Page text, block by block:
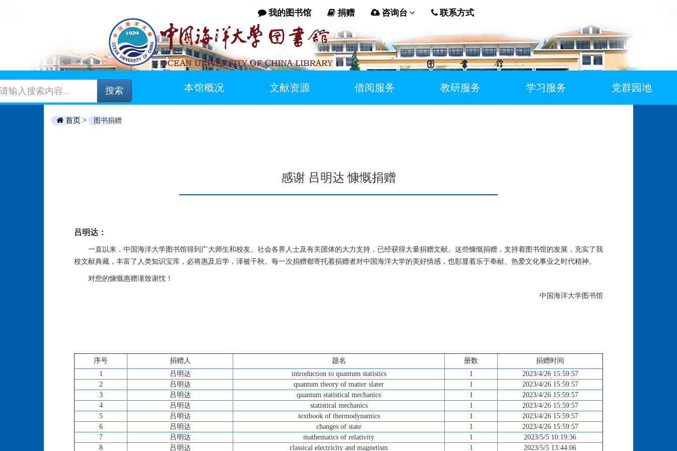
我的图书馆 捐赠 咨询台 联系方式
搜索 本馆概况 文献资源 借阅服务 教研服务 学习服务 党群园地
首页 > 图书捐赠
感谢 吕明达 慷慨捐赠
吕明达：
一直以来，中国海洋大学图书馆得到广大师生和校友、社会各界人士及有关团体的大力支持，已经获得大量捐赠文献。这些慷慨捐赠，支持着图书馆的发展，充实了我
校文献典藏，丰富了人类知识宝库，必将惠及后学，泽被千秋。每一次捐赠都寄托着捐赠者对中国海洋大学的美好情感，也彰显着乐于奉献、热爱文化事业之时代精神。
对您的慷慨惠赠谨致谢忱！
中国海洋大学图书馆
序号 捐赠人 题名 册数
捐赠时间
1
吕明达 introduction to quantum statistics 1
2023/4/26 15:59:57
2
吕明达 quantum theory of matter slater 1
2023/4/26 15:59:57
3
吕明达 quantum statistical mechanics 1
2023/4/26 15:59:57
4
吕明达 statistical mechanics 1
2023/4/26 15:59:57
5
吕明达 textbook of thermodynamics 1
2023/4/26 15:59:57
6
吕明达 changes of state 1
2023/4/26 15:59:57
7
吕明达 mathematics of relativity 1
2023/5/5 10:19:36
8
吕明达 classical electricity and magnetism 1 2023/5/5 13:44:06